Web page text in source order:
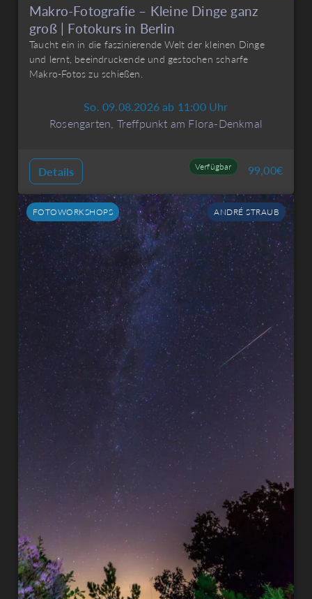
Makro-Fotografie – Kleine Dinge ganz
groß | Fotokurs in Berlin
Taucht ein in die faszinierende Welt der kleinen Dinge
und lernt, beeindruckende und gestochen scharfe
Makro-Fotos zu schießen.
So. 09.08.2026 ab 11:00 Uhr
Rosengarten, Treffpunkt am Flora-Denkmal
Details Verfügbar 99,00€
FOTOWORKSHOPS ANDRÉ STRAUB